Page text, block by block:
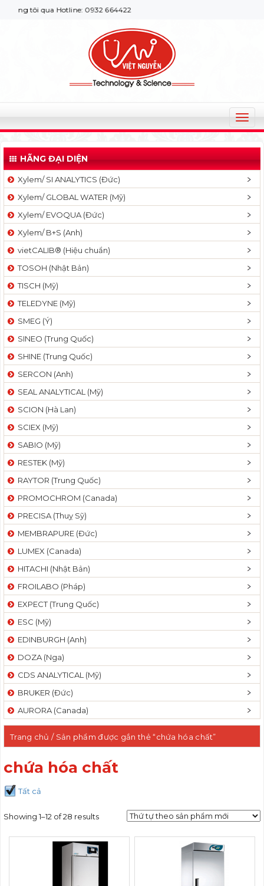
tôi qua Hotline: 0932 664422
T
o
g
l
v
a
t
n
HÃNG ĐẠI DIỆN
Xylem/ SI ANALYTICS (Đức)
Xylem/ GLOBAL WATER (Mỹ)
Xylem/ EVOQUA (Đức)
Xylem/ B+S (Anh)
vietCALIB® (Hiệu chuẩn)
TOSOH (Nhật Bản)
TISCH (Mỹ)
TELEDYNE (Mỹ)
SMEG (Ý)
SINEO (Trung Quốc)
SHINE (Trung Quốc)
SERCON (Anh)
SEAL ANALYTICAL (Mỹ)
SCION (Hà Lan)
SCIEX (Mỹ)
SABIO (Mỹ)
RESTEK (Mỹ)
RAYTOR (Trung Quốc)
PROMOCHROM (Canada)
PRECISA (Thuỵ Sỹ)
MEMBRAPURE (Đức)
LUMEX (Canada)
HITACHI (Nhật Bản)
FROILABO (Pháp)
EXPECT (Trung Quốc)
ESC (Mỹ)
EDINBURGH (Anh)
DOZA (Nga)
CDS ANALYTICAL (Mỹ)
BRUKER (Đức)
AURORA (Canada)
Trang chủ / Sản phẩm được gắn thẻ “chứa hóa chất”
chứa hóa chất
Tất cả
Showing 1–12 of 28 results